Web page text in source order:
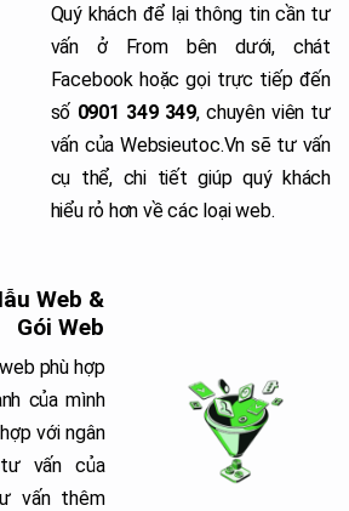
Quý khách để lại thông tin cần tư
vấn ở From bên dưới, chát
Facebook hoặc gọi trực tiếp đến
số 0901 349 349, chuyên viên tư
vấn của Websieutoc.Vn sẽ tư vấn
cụ thể, chi tiết giúp quý khách
hiểu rỏ hơn về các loại web.
Web &
Gói Web
phù hợp
của mình
với ngân
tư vấn của
vấn thêm